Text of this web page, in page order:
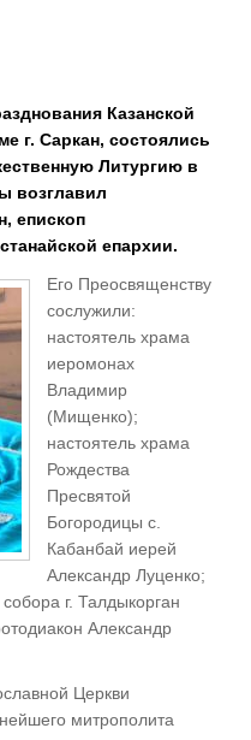
Казанской
г. Саркан, состоялись
Литургию в
возглавил
епископ
епархии.
Его Преосвященству
сослужили:
настоятель храма
иеромонах
Владимир
(Мищенко);
настоятель храма
Рождества
Пресвятой
Богородицы с.
Кабанбай иерей
Александр Луценко;
г. Талдыкорган
Александр
Церкви
митрополита